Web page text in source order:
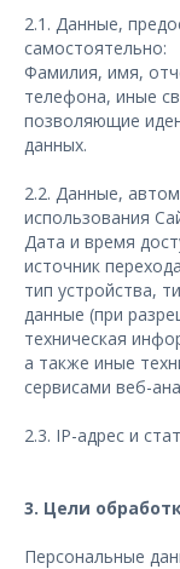
2.1. Данные,
самостоятельно:
Фамилия, имя,
телефона, иные
позволяющие
данных.
2.2. Данные,
использования
Дата и время
источник
тип устройства,
данные (при
техническая
а также иные
сервисами веб-
2.3. IP-адрес и
3. Цели
Персональные